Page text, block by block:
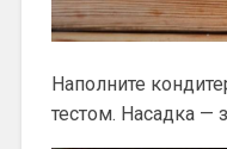
Наполните
тестом. Насадка —